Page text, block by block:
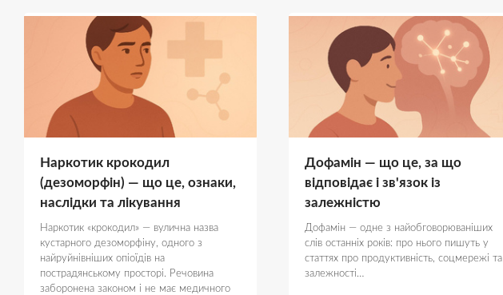
Наркотик крокодил
(дезоморфін) — що це, ознаки,
наслідки та лікування
Наркотик «крокодил» — вулична назва
кустарного дезоморфіну, одного з
найруйнівніших опіоїдів на
пострадянському просторі. Речовина
заборонена законом і не має медичного
Дофамін — що це, за що
відповідає і зв'язок із
залежністю
Дофамін — одне з найобговорюваніших
слів останніх років: про нього пишуть у
статтях про продуктивність, соцмережі та
залежності…